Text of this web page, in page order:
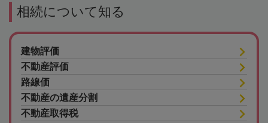
相続について知る
建物評価
不動産評価
路線価
不動産の遺産分割
不動産取得税